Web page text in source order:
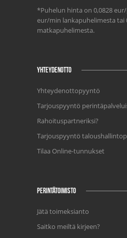
*Puhelun hinta on 0,0828
eur/min lankapuhelimesta tai
matkapuhelimesta.
YHTEYDENOTTO
Yhteydenottopyyntö
Tarjouspyyntö
Rahoituspartneriksi?
Tarjouspyyntö
Tilaa Online-tunnukset
PERINTÄTOIMISTO
Jätä toimeksianto
Saitko meiltä kirjeen?